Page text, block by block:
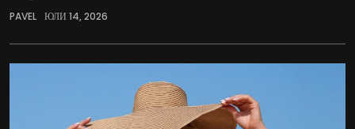
PAVEL ЮЛИ 14, 2026